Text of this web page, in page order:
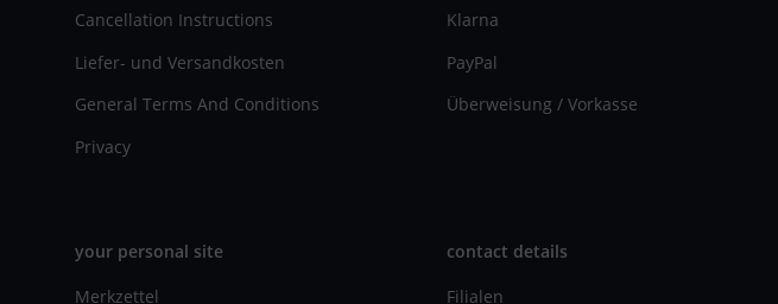
Cancellation Instructions
Liefer- und Versandkosten
General Terms And Conditions
Privacy
Klarna
PayPal
Überweisung / Vorkasse
your personal site
Merkzettel
contact details
Filialen